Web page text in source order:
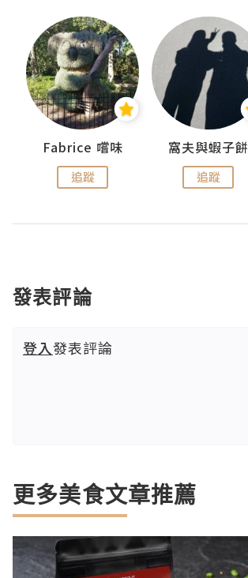
Fabrice 嚐味
追蹤
窩夫與蝦子餅
追蹤
發表評論
登入發表評論
更多美食文章推薦